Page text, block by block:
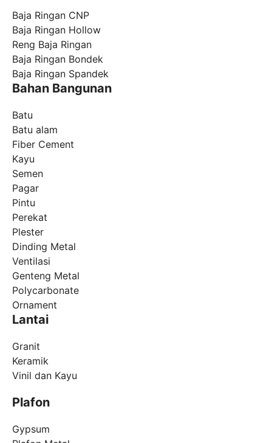
Baja Ringan CNP
Baja Ringan Hollow
Reng Baja Ringan
Baja Ringan Bondek
Baja Ringan Spandek
Bahan Bangunan
Batu
Batu alam
Fiber Cement
Kayu
Semen
Pagar
Pintu
Perekat
Plester
Dinding Metal
Ventilasi
Genteng Metal
Polycarbonate
Ornament
Lantai
Granit
Keramik
Vinil dan Kayu
Plafon
Gypsum